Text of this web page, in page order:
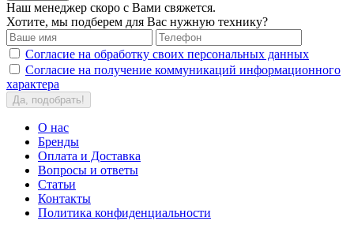
Наш менеджер скоро с Вами свяжется.
Хотите, мы подберем для Вас нужную технику?
Согласие на обработку своих персональных данных
Согласие на получение коммуникаций информационного
характера
Да, подобрать!
О нас
Бренды
Оплата и Доставка
Вопросы и ответы
Статьи
Контакты
Политика конфиденциальности